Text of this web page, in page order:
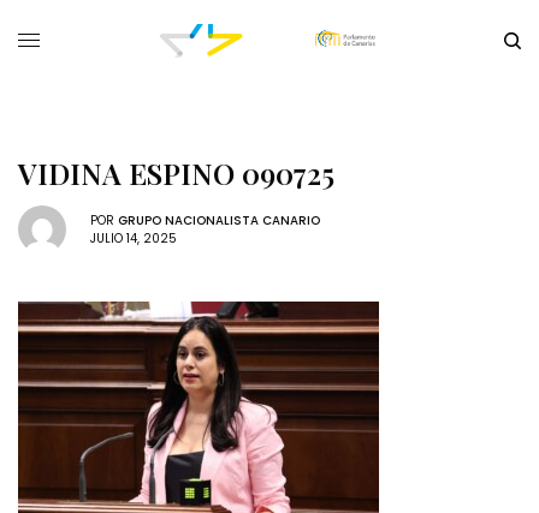
VIDINA ESPINO 090725
POR GRUPO NACIONALISTA CANARIO
JULIO 14, 2025